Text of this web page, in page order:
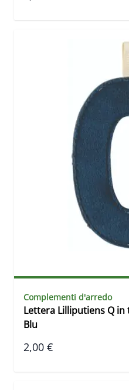
Complementi d'arredo
Lettera Lilliputiens Q
Blu
2,00 €